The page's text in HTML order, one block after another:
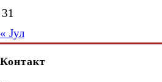
31
« Јул
Контакт